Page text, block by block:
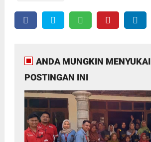
ANDA MUNGKIN MENYUKAI
POSTINGAN INI